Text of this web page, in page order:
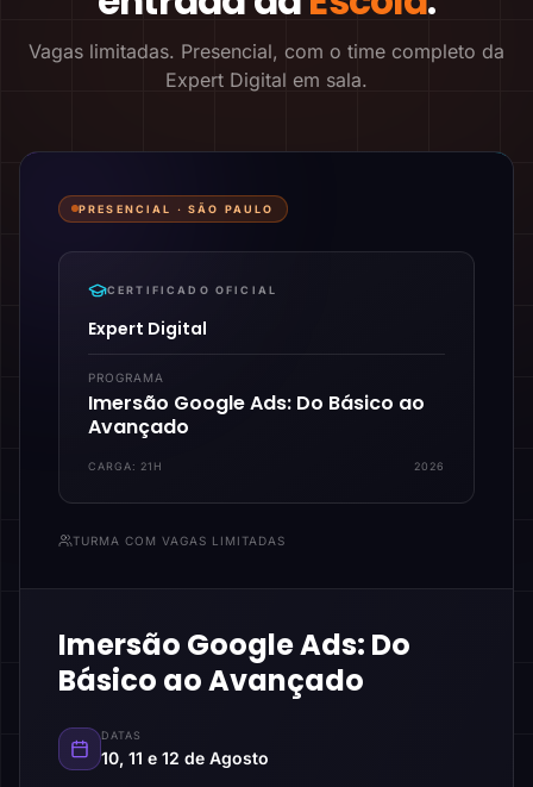
Vagas limitadas. Presencial, com o time completo da
Expert Digital em sala.
PRESENCIAL ·SÃO PAULO
CERTIFICADO OFICIAL
Expert Digital
PROGRAMA
Imersão Google Ads: Do Básico ao
Avançado
CARGA: 21H 2026
TURMA COM VAGAS LIMITADAS
Imersão Google Ads: Do
Básico ao Avançado
DATAS
10, 11 e 12 de Agosto